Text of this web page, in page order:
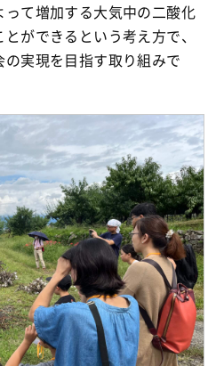
て増加する大気中の二酸化
ができるという考え方で、
実現を目指す取り組みで